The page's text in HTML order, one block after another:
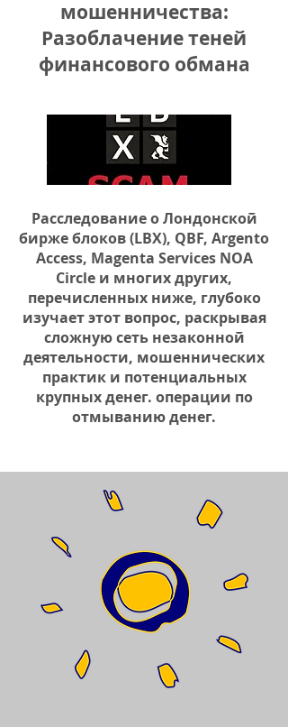
мошенничества:
Разоблачение теней
финансового обмана
Расследование о Лондонской
бирже блоков (LBX), QBF, Argento
Access, Magenta Services NOA
Circle и многих других,
перечисленных ниже, глубоко
изучает этот вопрос, раскрывая
сложную сеть незаконной
деятельности, мошеннических
практик и потенциальных
крупных денег. операции по
отмыванию денег.